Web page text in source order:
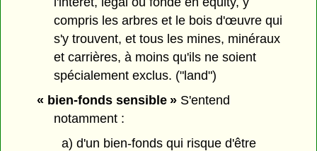
compris les arbres et le bois d'œuvre qui
s'y trouvent, et tous les mines, minéraux
et carrières, à moins qu'ils ne soient
spécialement exclus. ("land")
« bien-fonds sensible »S'entend
notamment :
a) d'un bien-fonds qui risque d'être